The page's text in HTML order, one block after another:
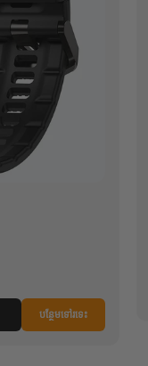
បន្ថែមទៅរទេះ